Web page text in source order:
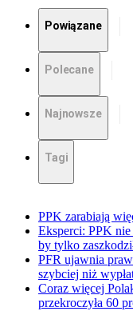
Powiązane
Polecane
Najnowsze
Tagi
PPK zarabiają
Eksperci: PPK
by tylko
PFR ujawnia
szybciej niż
Coraz więcej
przekroczyła 60